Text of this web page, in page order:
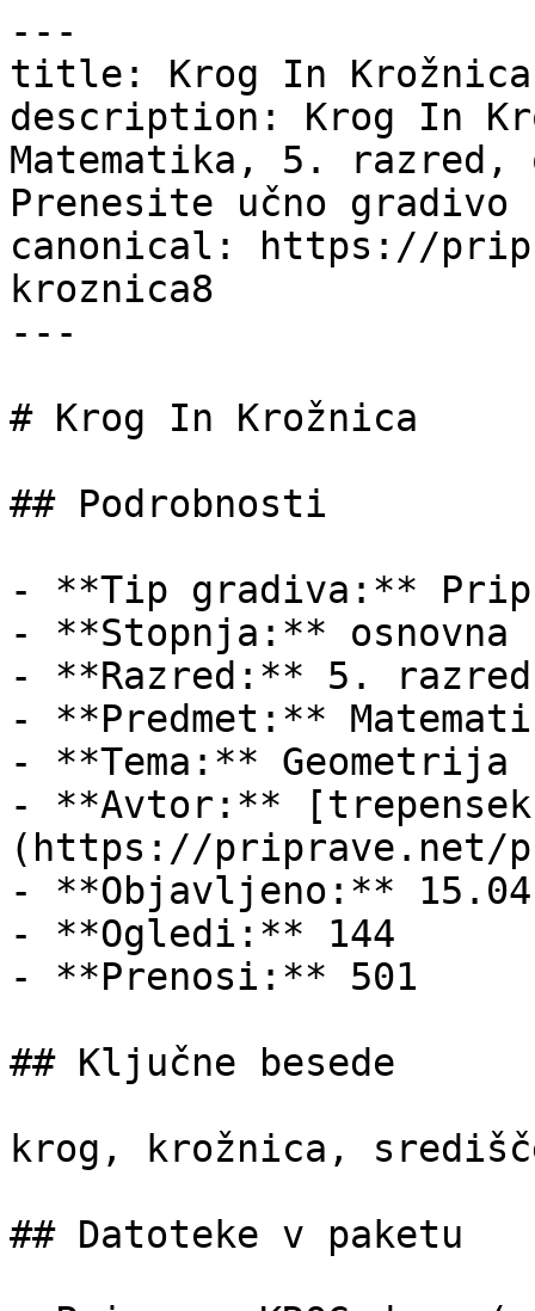
---
title: Krog In
description: Krog In
Matematika, 5. razred,
Prenesite učno
canonical: https://
kroznica8
---
# Krog In Krožnica
## Podrobnosti
- **Tip gradiva:**
- **Stopnja:** osnovna
- **Razred:** 5. razred
- **Predmet:**
- **Tema:** Geometrija
- **Avtor:**
(https://priprave.net/
- **Objavljeno:**
- **Ogledi:** 144
- **Prenosi:** 501
## Ključne besede
krog, krožnica,
## Datoteke v paketu